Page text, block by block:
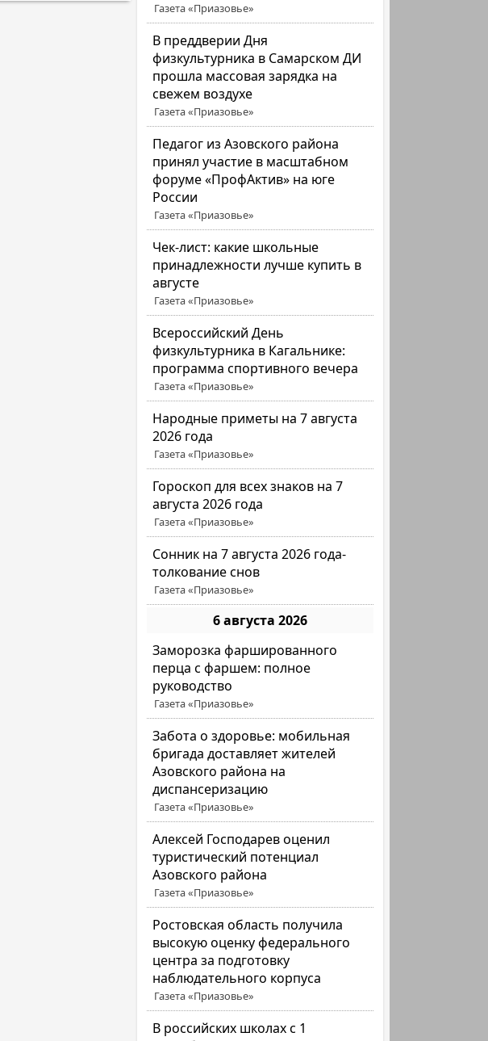
Газета «Приазовье»
В преддверии Дня
физкультурника в Самарском ДИ
прошла массовая зарядка на
свежем воздухе
Газета «Приазовье»
Педагог из Азовского района
принял участие в масштабном
форуме «ПрофАктив» на юге
России
Газета «Приазовье»
Чек-лист: какие школьные
принадлежности лучше купить в
августе
Газета «Приазовье»
Всероссийский День
физкультурника в Кагальнике:
программа спортивного вечера
Газета «Приазовье»
Народные приметы на 7 августа
2026 года
Газета «Приазовье»
Гороскоп для всех знаков на 7
августа 2026 года
Газета «Приазовье»
Сонник на 7 августа 2026 года-
толкование снов
Газета «Приазовье»
6 августа 2026
Заморозка фаршированного
перца с фаршем: полное
руководство
Газета «Приазовье»
Забота о здоровье: мобильная
бригада доставляет жителей
Азовского района на
диспансеризацию
Газета «Приазовье»
Алексей Господарев оценил
туристический потенциал
Азовского района
Газета «Приазовье»
Ростовская область получила
высокую оценку федерального
центра за подготовку
наблюдательного корпуса
Газета «Приазовье»
В российских школах с 1